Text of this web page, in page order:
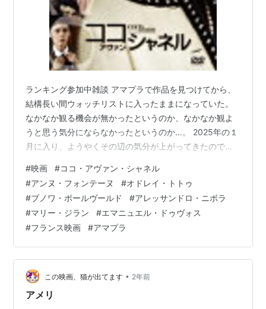
ランキング参加中雑談 アマプラで作品を見つけてから、
結構長い間ウォッチリストに入ったままになっていた。
なかなか観る機会が無かったというのか、なかなか観よ
うと思う気分にならなかったというのか…。 2025年の１
月に入り、ようやくその辺の気分が上がってきたので、
ヌ・フォンテーヌ。出演はオドレイ・トトゥ、ブノワ・
ポールヴールド、アレッサンドロ・ニボラ、マリー・ジ
ラン、エマニュエル・ドゥヴォス他。2009年９月に上映
された110分のフランス映画です。 warnerbros.co.jp 以
下、あらすじ。（参照 ワーナー公式） 田舎のナイトクラ
ブからパリへ、…
#映画 #ココ・アヴァン・シャネル
#アンヌ・フォンテーヌ #オドレイ・トトゥ
#ブノワ・ポールヴールド #アレッサンドロ・ニボラ
#マリー・ジラン #エマニュエル・ドゥヴォス
#フランス映画 #アマプラ
この映画、猫が出てます • 2年前
アメリ